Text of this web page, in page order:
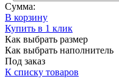
Сумма:
В корзину
Купить в 1 клик
Как выбрать размер
Как выбрать наполнитель
Под заказ
К списку товаров